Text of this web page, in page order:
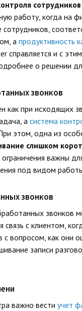
работу, когда на
сотрудников,
апродуктивность
справляется и с
о решении
звонков
как при исходящих
асистема
этом, одна из
слишком
важны
под видом
звонков
звонков
связь с клиентом,
с вопросом, как
записи
важно вестиучет